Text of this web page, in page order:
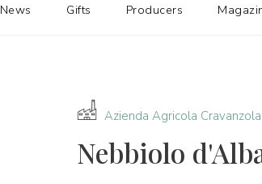
Azienda Agricola Cravanzola
Nebbiolo
News Gifts Producers